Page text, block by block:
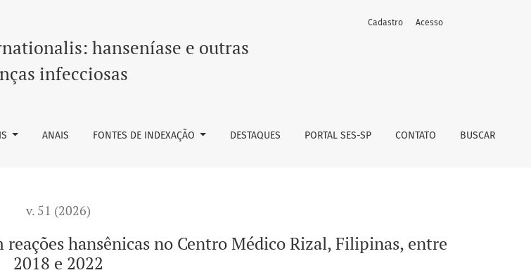
Centro Médico Rizal, Filipinas, entre 2018 e 2022
hanseníase e outras
infecciosas
ANAIS FONTES DE INDEXAÇÃO DESTAQUES PORTAL SES-SP CONTATO BUSCAR
Cadastro Acesso
v. 51 (2026)
hansênicas no Centro Médico Rizal, Filipinas, entre
2018 e 2022